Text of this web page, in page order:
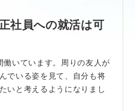
社員への就活は可
いています。周りの友人が
でいる姿を見て、自分も将
いと考えるようになりまし